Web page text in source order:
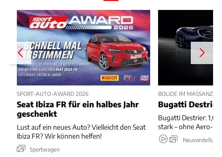
SPORT-AUTO-AWARD 2026
Seat Ibiza FR für ein halbes Jahr
geschenkt
Lust auf ein neues Auto? Vielleicht den Seat
Ibiza FR? Wir können helfen!
Sportwagen
BOLIDE IM MASSANZUG
Bugatti
Bugatti Destrier: 1,00
stark – ohne Aero-